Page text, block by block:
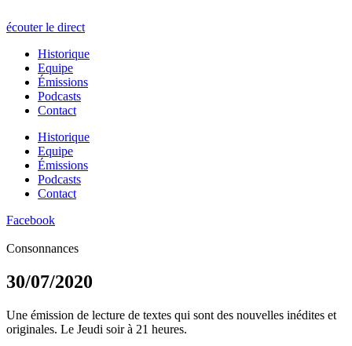
écouter le direct
Historique
Equipe
Émissions
Podcasts
Contact
Historique
Equipe
Émissions
Podcasts
Contact
Facebook
Consonnances
30/07/2020
Une émission de lecture de textes qui sont des nouvelles inédites et
originales. Le Jeudi soir à 21 heures.